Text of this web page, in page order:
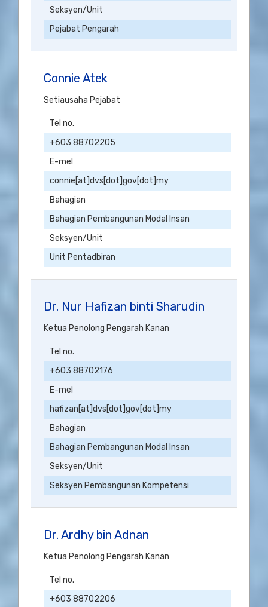
Seksyen/Unit
Pejabat Pengarah
Connie Atek
Setiausaha Pejabat
Tel no.
+603 88702205
E-mel
connie[at]dvs[dot]gov[dot]my
Bahagian
Bahagian Pembangunan Modal Insan
Seksyen/Unit
Unit Pentadbiran
Dr. Nur Hafizan binti Sharudin
Ketua Penolong Pengarah Kanan
Tel no.
+603 88702176
E-mel
hafizan[at]dvs[dot]gov[dot]my
Bahagian
Bahagian Pembangunan Modal Insan
Seksyen/Unit
Seksyen Pembangunan Kompetensi
Dr. Ardhy bin Adnan
Ketua Penolong Pengarah Kanan
Tel no.
+603 88702206